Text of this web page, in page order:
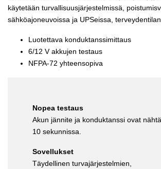
käytetään turvallisuusjärjestelmissä,
sähköajoneuvoissa ja UPSeissa,
Luotettava konduktanssimittaus
6/12 V akkujen testaus
NFPA-72 yhteensopiva
Nopea testaus
Akun jännite ja konduktanssi ovat
10 sekunnissa.
Sovellukset
Täydellinen turvajärjestelmien,